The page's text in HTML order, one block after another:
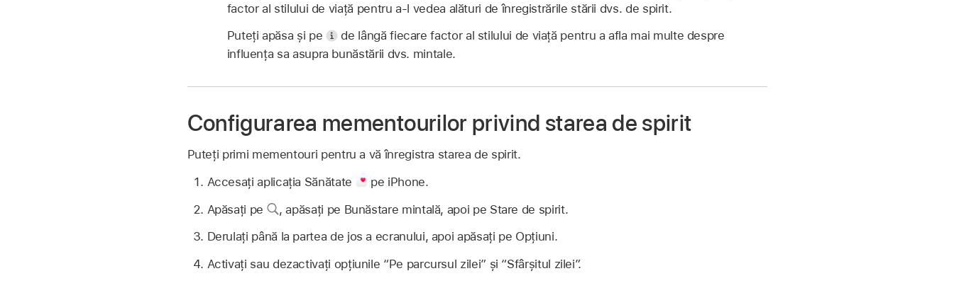
factor al stilului de viață pentru a‑l vedea alături de înregistrările stării dvs. de spirit.
Puteți apăsa și pe
de lângă fiecare factor al stilului de viață pentru a afla mai multe despre
influența sa asupra bunăstării dvs. mintale.
Configurarea mementourilor privind starea de spirit
Puteți primi mementouri pentru a vă înregistra starea de spirit.
Accesați aplicația Sănătate
pe iPhone.
Apăsați pe
,apăsați pe Bunăstare mintală, apoi pe Stare de spirit.
Derulați până la partea de jos a ecranului, apoi apăsați pe Opțiuni.
Activați sau dezactivați opțiunile “Pe parcursul zilei” și “Sfârșitul zilei”.